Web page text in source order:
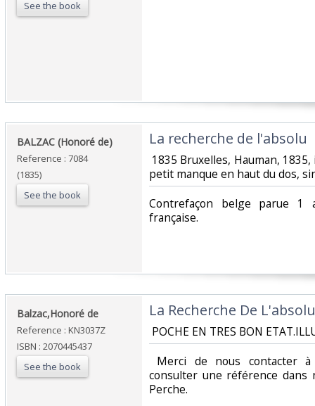
See the book
‎BALZAC (Honoré de)‎
Reference : 7084
(1835)
See the book
‎La recherche de l'absolu‎
1835 Bruxelles, Hauman,
petit manque en haut du dos,
‎Contrefaçon belge parue 1
française. ‎
‎Balzac,Honoré de ‎
Reference : KN3037Z
ISBN : 2070445437
See the book
‎La Recherche De L'absolu‎
POCHE EN TRES BON
Merci de nous contacter
consulter une référence dans
Perche.‎